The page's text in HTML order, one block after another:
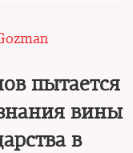
пытается
вины
в